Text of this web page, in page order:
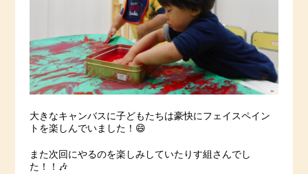
大きなキャンバスに子どもたちは豪快にフェイスペイン
トを楽しんでいました！😄
また次回にやるのを楽しみしていたりす組さんでし
た！！🎶